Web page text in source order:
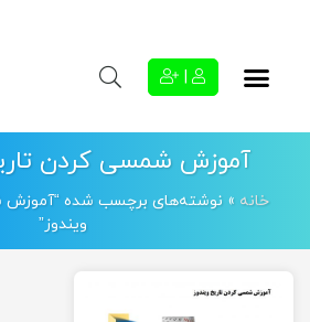
آموزش شمسی کردن
خانه » نوشته‌های برچسب شده “آموزش
ویندوز”